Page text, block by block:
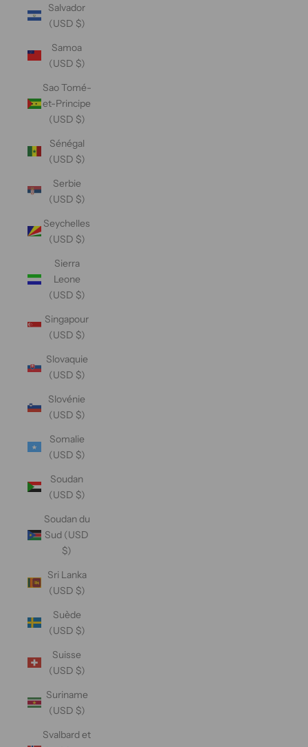
Salvador
(USD $)
Samoa
(USD $)
Sao Tomé-
et-Principe
(USD $)
Sénégal
(USD $)
Serbie
(USD $)
Seychelles
(USD $)
Sierra
Leone
(USD $)
Singapour
(USD $)
Slovaquie
(USD $)
Slovénie
(USD $)
Somalie
(USD $)
Soudan
(USD $)
Soudan du
Sud (USD
$)
Sri Lanka
(USD $)
Suède
(USD $)
Suisse
(USD $)
Suriname
(USD $)
Svalbard et